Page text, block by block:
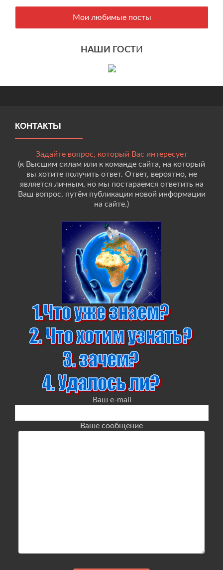
Мои любимые посты
НАШИ ГОСТИ
КОНТАКТЫ
Задайте вопрос, который Вас интересует
(к Высшим силам или к команде сайта, на который
вы хотите получить ответ. Ответ, вероятно, не
является личным, но мы постараемся ответить на
Ваш вопрос, путём публикации новой информации
на сайте.)
Ваш e-mail
Ваше сообщение